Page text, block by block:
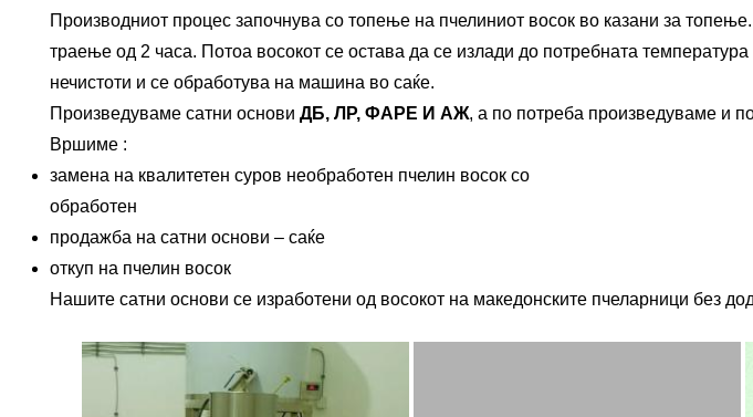
Производниот процес започнува со топење на пчелиниот восок во казани за
траење од 2 часа. Потоа восокот се остава да се излади до потребната
нечистоти и се обработува на машина во саќе.
Произведуваме сатни основи ДБ, ЛР, ФАРЕ И АЖ, а по потреба произведуваме и
Вршиме :
замена на квалитетен суров необработен пчелин восок со
обработен
продажба на сатни основи – саќе
откуп на пчелин восок
Нашите сатни основи се изработени од восокот на македонските пчеларници без